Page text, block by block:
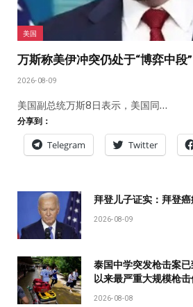
美国
万斯称美伊冲突仍处于“博弈中段”
2026-08-09
美国副总统万斯8日表示，美国同…
分享到：
Telegram Twitter
拜登儿子证实：拜登
2026-08-09
泰国中学突发枪击案
以来最严重大规模枪
2026-08-08